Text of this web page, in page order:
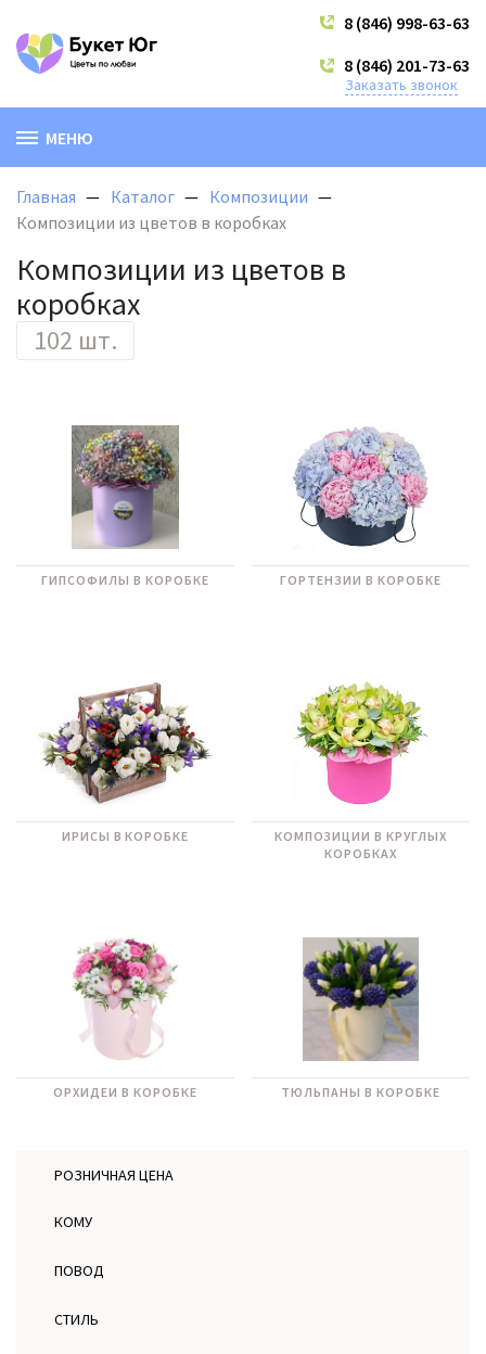
8 (846) 998-63-63
8 (846) 201-73-63
Заказать звонок
МЕНЮ
Главная Каталог
Композиции
Композиции из цветов в коробках
Композиции из цветов в
коробках
102 шт.
ГИПСОФИЛЫ В КОРОБКЕ ГОРТЕНЗИИ В КОРОБКЕ
ИРИСЫ В КОРОБКЕ
КОМПОЗИЦИИ В КРУГЛЫХ
КОРОБКАХ
ОРХИДЕИ В КОРОБКЕ ТЮЛЬПАНЫ В КОРОБКЕ
РОЗНИЧНАЯ ЦЕНА
КОМУ
ПОВОД
СТИЛЬ